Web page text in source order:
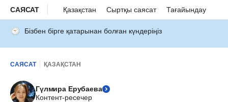
САЯСАТ Қазақстан Сыртқы саясат Тағайындау
Бізбен бірге қатарынан болған күндеріңіз
САЯСАТ ҚАЗАҚСТАН
Гүлмира Ерубаева
Контент-ресечер